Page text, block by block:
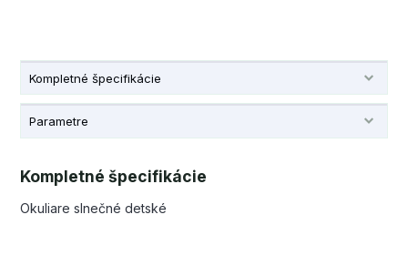
Kompletné špecifikácie
Parametre
Kompletné špecifikácie
Okuliare slnečné detské